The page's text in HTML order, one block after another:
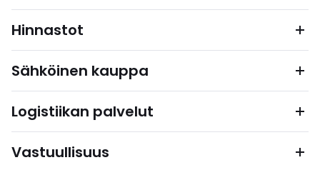
Hinnastot
Sähköinen kauppa
Logistiikan palvelut
Vastuullisuus